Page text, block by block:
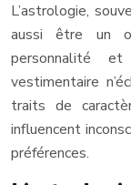
L’astrologie,
aussi être un
personnalité
vestimentaire
traits de
influencent
préférences.